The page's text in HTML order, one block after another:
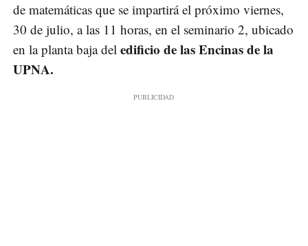
de matemáticas que se impartirá el próximo viernes,
30 de julio, a las 11 horas, en el seminario 2, ubicado
en la planta baja del edificio de las Encinas de la
UPNA.